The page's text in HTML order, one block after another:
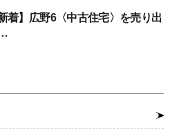
新着】広野6〈中古住宅〉を売り出